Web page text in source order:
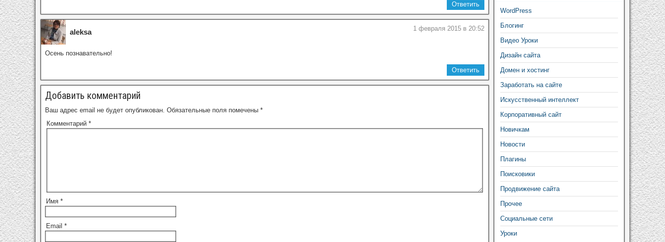
Ответить
aleksa 1 февраля 2015 в 20:52
Осень познавательно!
Ответить
Добавить комментарий
Ваш адрес email не будет опубликован. Обязательные поля помечены *
Комментарий *
Имя *
Email *
WordPress
Блогинг
Видео Уроки
Дизайн сайта
Домен и хостинг
Заработать на сайте
Искусственный интеллект
Корпоративный сайт
Новичкам
Новости
Плагины
Поисковики
Продвижение сайта
Прочее
Социальные сети
Уроки